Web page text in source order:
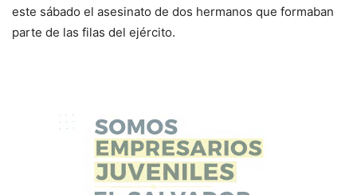
este sábado el asesinato de dos hermanos que formaban
parte de las filas del ejército.